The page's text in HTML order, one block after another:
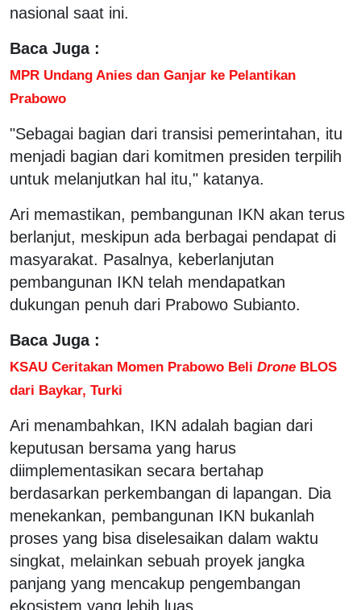
nasional saat ini.
Baca Juga :
MPR Undang Anies dan Ganjar ke Pelantikan
Prabowo
"Sebagai bagian dari transisi pemerintahan, itu
menjadi bagian dari komitmen presiden terpilih
untuk melanjutkan hal itu," katanya.
Ari memastikan, pembangunan IKN akan terus
berlanjut, meskipun ada berbagai pendapat di
masyarakat. Pasalnya, keberlanjutan
pembangunan IKN telah mendapatkan
dukungan penuh dari Prabowo Subianto.
Baca Juga :
KSAU Ceritakan Momen Prabowo Beli Drone BLOS
dari Baykar, Turki
Ari menambahkan, IKN adalah bagian dari
keputusan bersama yang harus
diimplementasikan secara bertahap
berdasarkan perkembangan di lapangan. Dia
menekankan, pembangunan IKN bukanlah
proses yang bisa diselesaikan dalam waktu
singkat, melainkan sebuah proyek jangka
panjang yang mencakup pengembangan
ekosistem yang lebih luas.